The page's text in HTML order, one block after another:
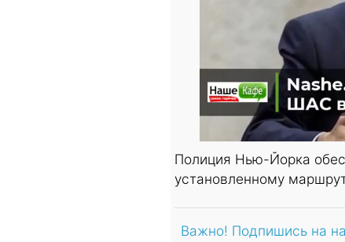
Полиция Нью-Йорка
установленному
Важно! Подпишись на